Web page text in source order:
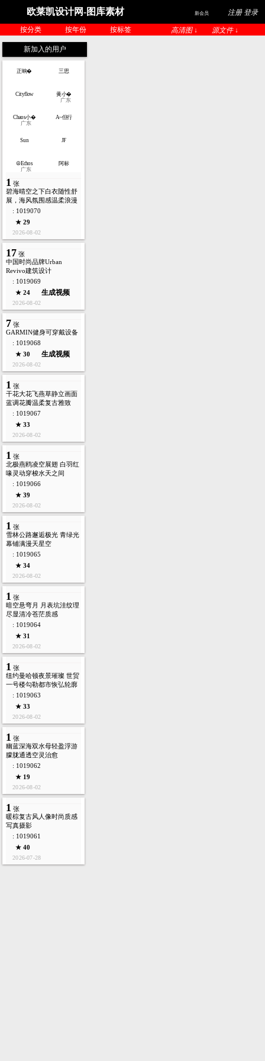
欧莱凯设计网-图库素材 新会员 注册 登录
按分类 按年份 按标签 高清图 ↓ 源文件 ↓
新加入的用户
正晌� 三思
Cityflow
黄小�
广东
Chaos小�
广东
A~但行
Sun JF
☮Echos
广东
阿标
1 张
碧海晴空之下白衣随性舒
展，海风氛围感温柔浪漫
: 1019070
★ 29
2026-08-02
17 张
中国时尚品牌Urban
Revivo建筑设计
: 1019069
★ 24
生成视频
2026-08-02
7 张
GARMIN健身可穿戴设备
: 1019068
★ 30
生成视频
2026-08-02
1 张
干花大花飞燕草静立画面
蓝调花瓣温柔复古雅致
: 1019067
★ 33
2026-08-02
1 张
北极燕鸥凌空展翅 白羽红
喙灵动穿梭水天之间
: 1019066
★ 39
2026-08-02
1 张
雪林公路邂逅极光 青绿光
幕铺满漫天星空
: 1019065
★ 34
2026-08-02
1 张
暗空悬弯月 月表坑洼纹理
尽显清冷苍茫质感
: 1019064
★ 31
2026-08-02
1 张
纽约曼哈顿夜景璀璨 世贸
一号楼勾勒都市恢弘轮廓
: 1019063
★ 33
2026-08-02
1 张
幽蓝深海双水母轻盈浮游
朦胧通透空灵治愈
: 1019062
★ 19
2026-08-02
1 张
暖棕复古风人像时尚质感
写真摄影
: 1019061
★ 40
2026-07-28